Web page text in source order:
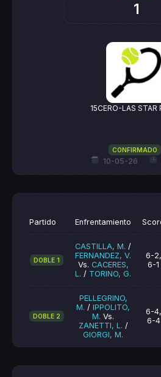
1
15CERO-LAS STAR
CONFIRMADO
10-05-26
Partido Enfrentamiento
DOBLE 1
CASTILLA, M. /
FERNANDEZ, V.
Vs. CACERES,
L. / TORINO, G.
6-2,
6-1
DOBLE 2
PELLEGRINO,
M. / IPPOLITO,
M. Vs.
ZANETTI, L. /
GIORGI, M.
6-4,
6-4